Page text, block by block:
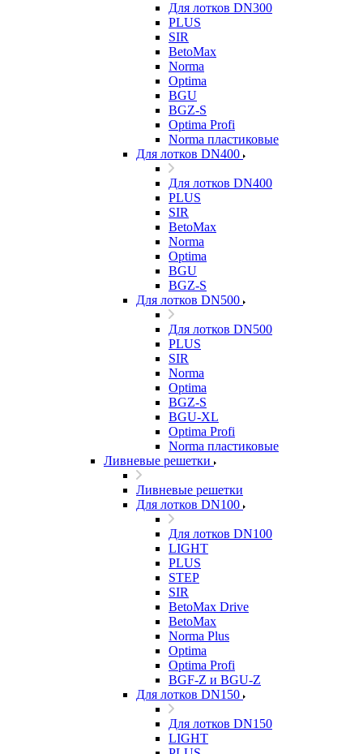
Для лотков DN300
PLUS
SIR
BetoMax
Norma
Optima
BGU
BGZ-S
Optima Profi
Norma пластиковые
Для лотков DN400
Для лотков DN400
PLUS
SIR
BetoMax
Norma
Optima
BGU
BGZ-S
Для лотков DN500
Для лотков DN500
PLUS
SIR
Norma
Optima
BGZ-S
BGU-XL
Optima Profi
Norma пластиковые
Ливневые решетки
Ливневые решетки
Для лотков DN100
Для лотков DN100
LIGHT
PLUS
STEP
SIR
BetoMax Drive
BetoMax
Norma Plus
Optima
Optima Profi
BGF-Z и BGU-Z
Для лотков DN150
Для лотков DN150
LIGHT